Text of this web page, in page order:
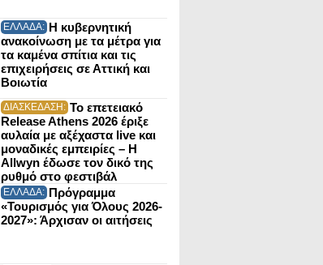
ΕΛΛΑΔΑ: Η κυβερνητική
ανακοίνωση με τα μέτρα για
τα καμένα σπίτια και τις
επιχειρήσεις σε Αττική και
Βοιωτία
ΔΙΑΣΚΕΔΑΣΗ: Το επετειακό
Release Athens 2026 έριξε
αυλαία με αξέχαστα live και
μοναδικές εμπειρίες – Η
Allwyn έδωσε τον δικό της
ρυθμό στο φεστιβάλ
ΕΛΛΑΔΑ: Πρόγραμμα
«Τουρισμός για Όλους 2026-
2027»: Άρχισαν οι αιτήσεις